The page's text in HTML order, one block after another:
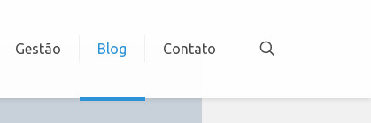
Gestão Blog Contato